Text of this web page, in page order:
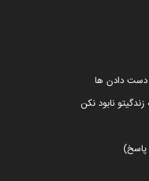
دست دادن ها
نابود نکن
پاسخ)